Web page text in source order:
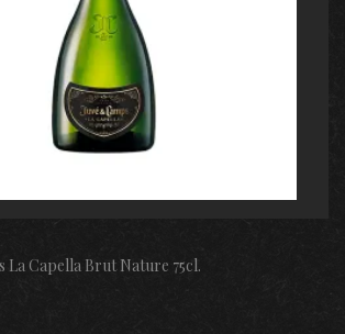
La Capella Brut Nature 75cl.